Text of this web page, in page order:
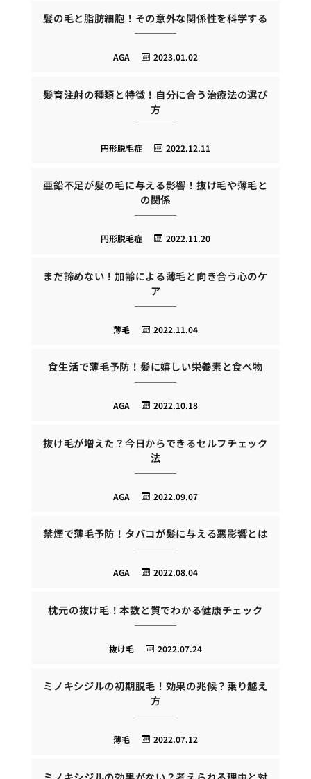
髪の毛と脂肪細胞！その意外な関係性を科学する
2023.01.02
AGA
髪育注射の種類と特徴！自分に合う治療法の選び
方
2022.12.11
円形脱毛症
亜鉛不足が髪の毛に与える影響！抜け毛や薄毛と
の関係
2022.11.20
円形脱毛症
まだ諦めない！加齢による薄毛と向き合う心のケ
ア
2022.11.04
薄毛
食生活で薄毛予防！髪に嬉しい栄養素と食べ物
2022.10.18
AGA
抜け毛が増えた？今日からできるセルフチェック
法
2022.09.07
AGA
禁煙で薄毛予防！タバコが髪に与える悪影響とは
2022.08.04
AGA
枕元の抜け毛！本数と質でわかる健康チェック
2022.07.24
抜け毛
ミノキシジルの初期脱毛！効果の兆候？乗り越え
方
2022.07.12
薄毛